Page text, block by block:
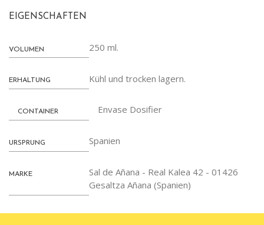
EIGENSCHAFTEN
VOLUMEN 250 ml.
ERHALTUNG Kühl und trocken lagern.
CONTAINER Envase Dosifier
URSPRUNG Spanien
MARKE
Sal de Añana - Real Kalea 42 - 01426
Gesaltza Añana (Spanien)